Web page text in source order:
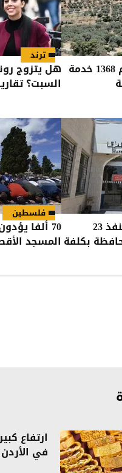
"زراعة جرش" تُقدم 1368 خدمة
ترند
هل يتزوج
السبت؟
"أشغال المفرق" تنفذ 23
بكلفة
فلسطين
70 ألفا
المسجد
ارتفاع
في